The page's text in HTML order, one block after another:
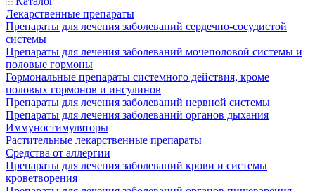
Лекарственные препараты
Препараты для лечения заболеваний сердечно-сосудистой
системы
Препараты для лечения заболеваний мочеполовой системы и
половые гормоны
Гормональные препараты системного действия, кроме
половых гормонов и инсулинов
Препараты для лечения заболеваний нервной системы
Препараты для лечения заболеваний органов дыхания
Иммуностимуляторы
Растительные лекарственные препараты
Средства от аллергии
Препараты для лечения заболеваний крови и системы
кроветворения